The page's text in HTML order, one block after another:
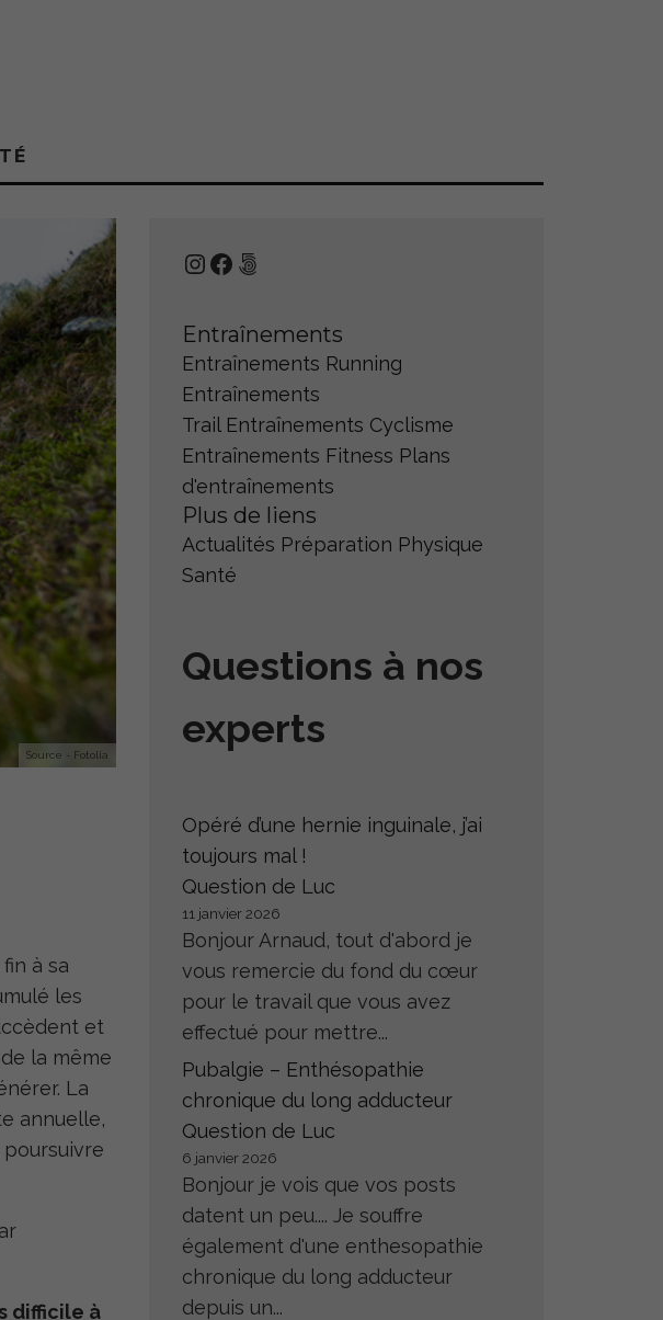
Source - Fotolia
à sa
les
et
la même
La
annuelle,
difficile à
Instagram
Facebook
500px
Entraînements
Entraînements Running
Entraînements
Trail Entraînements Cyclisme
Entraînements Fitness Plans
d'entraînements
Plus de liens
Actualités Préparation Physique
Santé
Questions à nos
experts
Opéré d’une hernie inguinale, j’ai
toujours mal !
Question de Luc
11 janvier 2026
Bonjour Arnaud, tout d'abord je
vous remercie du fond du cœur
pour le travail que vous avez
effectué pour mettre...
Pubalgie – Enthésopathie
chronique du long adducteur
Question de Luc
6 janvier 2026
Bonjour je vois que vos posts
datent un peu.... Je souffre
également d'une enthesopathie
chronique du long adducteur
depuis un...